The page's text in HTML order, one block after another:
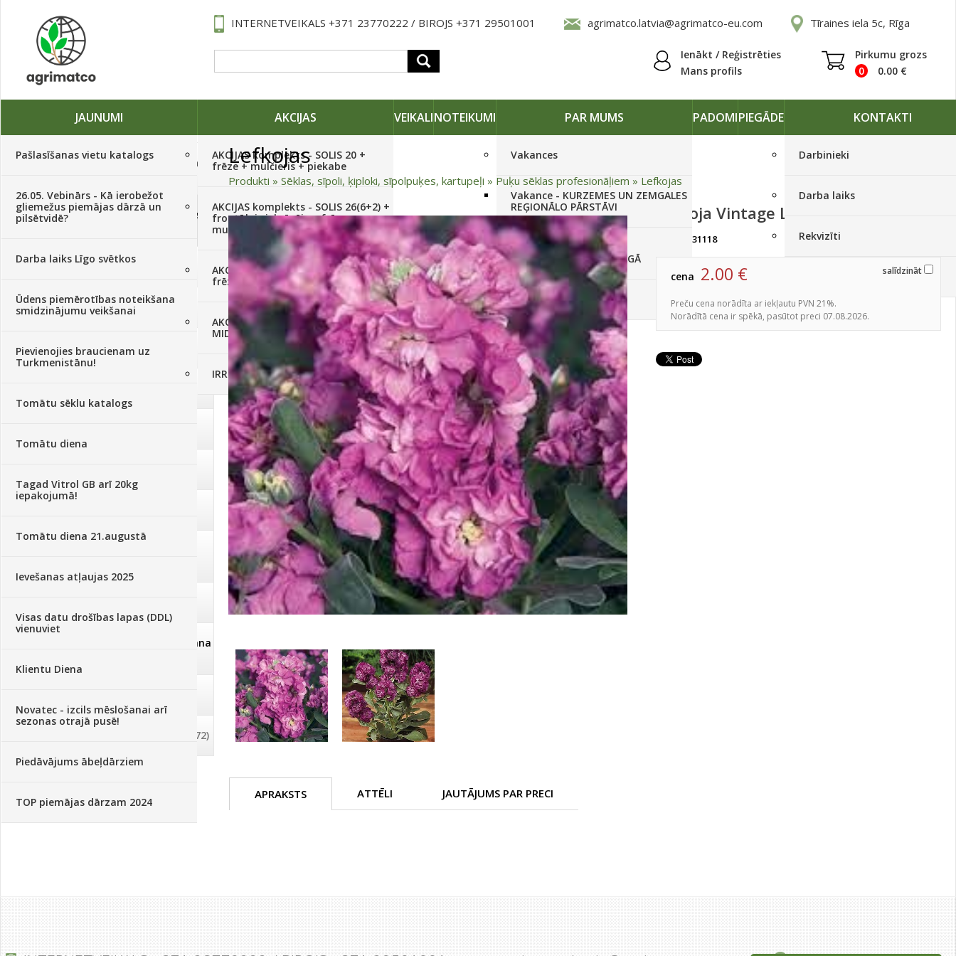
INTERNETVEIKALS +371 23770222 / BIROJS +371 29501001 agrimatco.latvia@agrimatco-eu.com Tīraines iela 5c, Rīga
Ienākt / Reģistrēties
Mans profils
Pirkumu grozs
0
0.00 €
JAUNUMI
Pašlasīšanas vietu katalogs
26.05. Vebinārs - Kā ierobežot
gliemežus piemājas dārzā un
pilsētvidē?
Darba laiks Līgo svētkos
Ūdens piemērotības noteikšana
smidzinājumu veikšanai
Pievienojies braucienam uz
Turkmenistānu!
Tomātu sēklu katalogs
Tomātu diena
Tagad Vitrol GB arī 20kg
iepakojumā!
Tomātu diena 21.augustā
Ievešanas atļaujas 2025
Visas datu drošības lapas (DDL)
vienuviet
Klientu Diena
Novatec - izcils mēslošanai arī
sezonas otrajā pusē!
Piedāvājums ābeļdārziem
TOP piemājas dārzam 2024
AKCIJAS
AKCIJAS komplekts - SOLIS 20 +
frēze + mulčieris + piekabe
AKCIJAS komplekts - SOLIS 26(6+2) +
frontālais iekrāvējs + frēze +
mulčieris + piekabe
AKCIJAS komplekts - SOLIS 26 HST +
frēze + mulčieris
AKCIJAS komplekts - SOLIS 26 HST +
MID MOWER + piekabe
IRRITEC Pilienlaistīšanas komplekti
VEIKALINOTEIKUMI PAR MUMS
Vakances
Vakance - KURZEMES UN ZEMGALES
REĢIONĀLO PĀRSTĀVI
Vakance - NOLIKTAVAS
STRĀDNIEKU VEIKALĀ RĪGĀ
Pieteikties jaunumiem
PADOMIPIEGĀDE KONTAKTI
Darbinieki
Darba laiks
Rekvizīti
Traktori, tehnika, rezerves daļas,
Sēklas, sīpoli, ķiploki, sīpolpuķes,
kartupeļi
Augu aizsardzība(366)
Mēslojumi(495)
Augsne, kūdra, mulča
Dezinfekcija, tīrīšana, mazgāšana
(72)
Lefkojas
Produkti » Sēklas, sīpoli, ķiploki, sīpolpuķes, kartupeļi » Puķu sēklas profesionāļiem » Lefkojas
Lefkoja Vintage Lavender 100s
artikuls:31118
salīdzināt
cena 2.00 €
Preču cena norādīta ar iekļautu PVN 21%.
Norādītā cena ir spēkā, pasūtot preci 07.08.2026.
APRAKSTS ATTĒLI JAUTĀJUMS PAR PRECI